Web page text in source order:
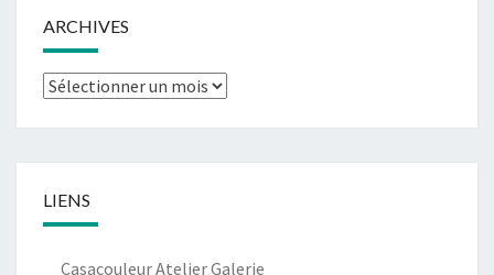
ARCHIVES
Archives
LIENS
Casacouleur Atelier Galerie